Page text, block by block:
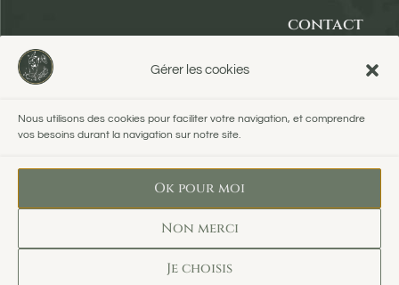
Gérer les cookies
Nous utilisons des cookies pour faciliter votre navigation, et comprendre
vos besoins durant la navigation sur notre site.
Ok pour moi
Non merci
Je choisis
contact
conditions mentions
légales
politique
agence